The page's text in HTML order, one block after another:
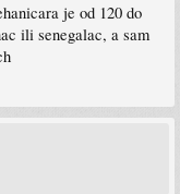
je od 120 do
ili senegalac, a sam